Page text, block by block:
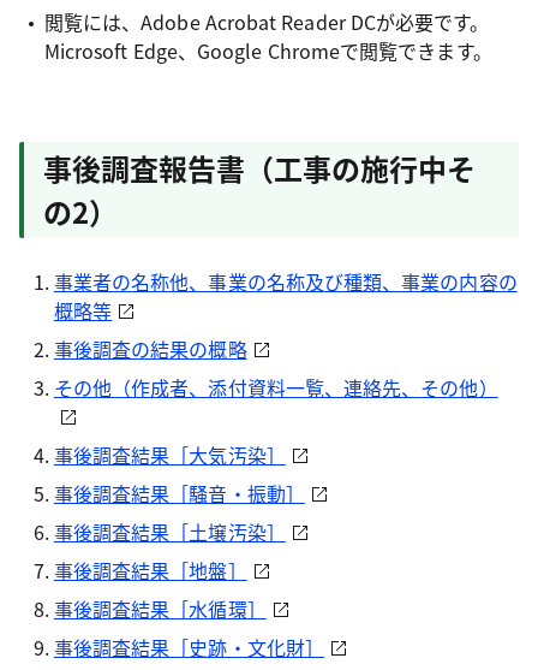
閲覧には、Adobe Acrobat Reader DCが必要です。
Microsoft Edge、Google Chromeで閲覧できます。
事後調査報告書（工事の施行中そ
の2）
事業者の名称他、事業の名称及び種類、事業の内容の
概略等
事後調査の結果の概略
その他（作成者、添付資料一覧、連絡先、その他）
事後調査結果［大気汚染］
事後調査結果［騒音・振動］
事後調査結果［土壌汚染］
事後調査結果［地盤］
事後調査結果［水循環］
事後調査結果［史跡・文化財］